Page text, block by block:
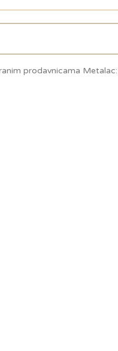
prodavnicama Metalac: